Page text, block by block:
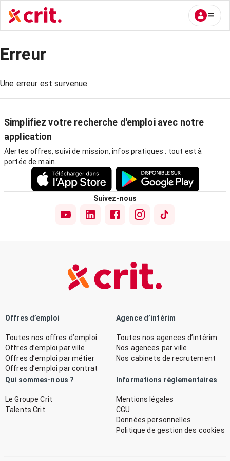
Erreur
Une erreur est survenue.
Simplifiez votre recherche d'emploi avec notre
application
Alertes offres, suivi de mission, infos pratiques : tout est à
portée de main.
Suivez-nous
Offres d’emploi
Toutes nos offres d’emploi
Offres d’emploi par ville
Offres d’emploi par métier
Offres d’emploi par contrat
Agence d’intérim
Toutes nos agences d’intérim
Nos agences par ville
Nos cabinets de recrutement
Qui sommes-nous ?
Le Groupe Crit
Talents Crit
Informations réglementaires
Mentions légales
CGU
Données personnelles
Politique de gestion des cookies